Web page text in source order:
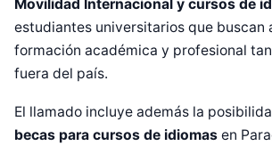
Movilidad Internacional y cursos de
estudiantes universitarios que buscan
formación académica y profesional
fuera del país.
El llamado incluye además la
becas para cursos de idiomas en